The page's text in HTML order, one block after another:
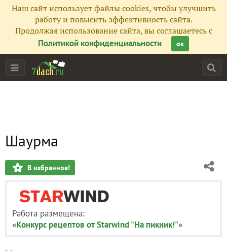
Наш сайт использует файлы cookies, чтобы улучшить
работу и повысить эффективность сайта.
Продолжая использование сайта, вы соглашаетесь с
Политикой конфиденциальности
ок
Шаурма
В избранное!
Работа размещена:
«Конкурс рецептов от Starwind "На пикник!"»